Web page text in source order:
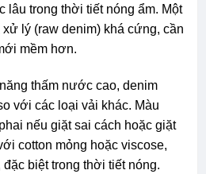
lâu trong thời tiết nóng ẩm. Một
lý (raw denim) khá cứng, cần
mềm hơn.
thấm nước cao, denim
với các loại vải khác. Màu
nếu giặt sai cách hoặc giặt
cotton mỏng hoặc viscose,
biệt trong thời tiết nóng.